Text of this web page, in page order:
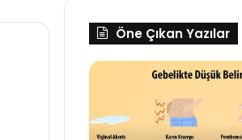
Öne Çıkan Yazılar
Hamilelik